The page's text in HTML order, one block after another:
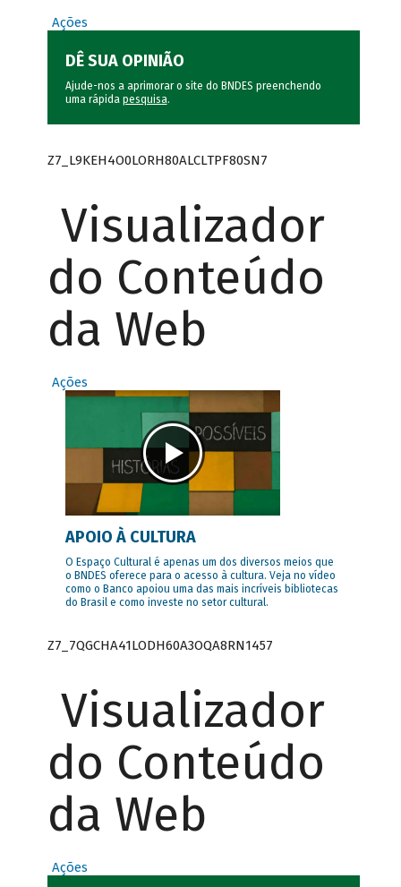
Ações
DÊ SUA OPINIÃO
Ajude-nos a aprimorar o site do BNDES preenchendo
uma rápida pesquisa.
Z7_L9KEH4O0LORH80ALCLTPF80SN7
Visualizador
do Conteúdo
da Web
Ações
APOIO À CULTURA
O Espaço Cultural é apenas um dos diversos meios que
o BNDES oferece para o acesso à cultura. Veja no vídeo
como o Banco apoiou uma das mais incríveis bibliotecas
do Brasil e como investe no setor cultural.
Z7_7QGCHA41LODH60A3OQA8RN1457
Visualizador
do Conteúdo
da Web
Ações